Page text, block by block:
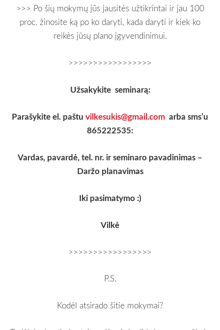
>>> Po šių mokymų jūs jausitės užtikrintai ir jau 100
proc. žinosite ką po ko daryti, kada daryti ir kiek ko
reikės jūsų plano įgyvendinimui.
>>>>>>>>>>>>>>>>>
Užsakykite seminarą:
Parašykite el. paštu vilkesukis@gmail.com arba sms’u
865222535:
Vardas, pavardė, tel. nr. ir seminaro pavadinimas –
Daržo planavimas
Iki pasimatymo :)
Vilkė
>>>>>>>>>>>>>>>>>
P.S.
Kodėl atsirado šitie mokymai?